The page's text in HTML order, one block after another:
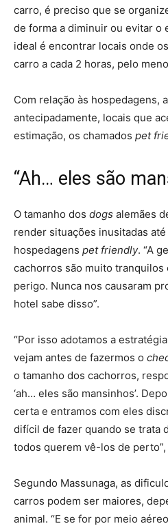
carro, é preciso que se
de forma a diminuir ou evitar o
ideal é encontrar locais onde
carro a cada 2 horas, pelo
Com relação às hospedagens,
antecipadamente, locais que
estimação, os chamados pet
“Ah… eles são
O tamanho dos dogs alemães
render situações inusitadas até
hospedagens pet friendly. “A
cachorros são muito tranquilos
perigo. Nunca nos causaram
hotel sabe disso”.
“Por isso adotamos a
vejam antes de fazermos o
o tamanho dos cachorros,
‘ah… eles são mansinhos’.
certa e entramos com eles
difícil de fazer quando se trata
todos querem vê-los de
Segundo Massunaga, as
carros podem ser maiores,
animal. “E se for por meio